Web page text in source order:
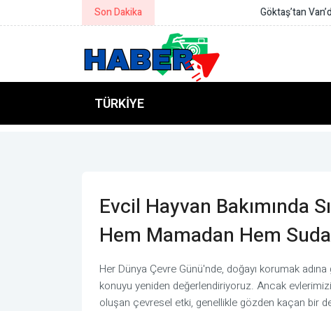
Son Dakika Göktaş’tan Van’da Teşekkür Belgesi
TÜRKIYE
Evcil Hayvan Bakımında
Hem Mamadan Hem
Her Dünya Çevre Günü'nde, doğayı korumak
konuyu yeniden değerlendiriyoruz. Ancak evlerimizi
oluşan çevresel etki, genellikle gözden kaçan bir